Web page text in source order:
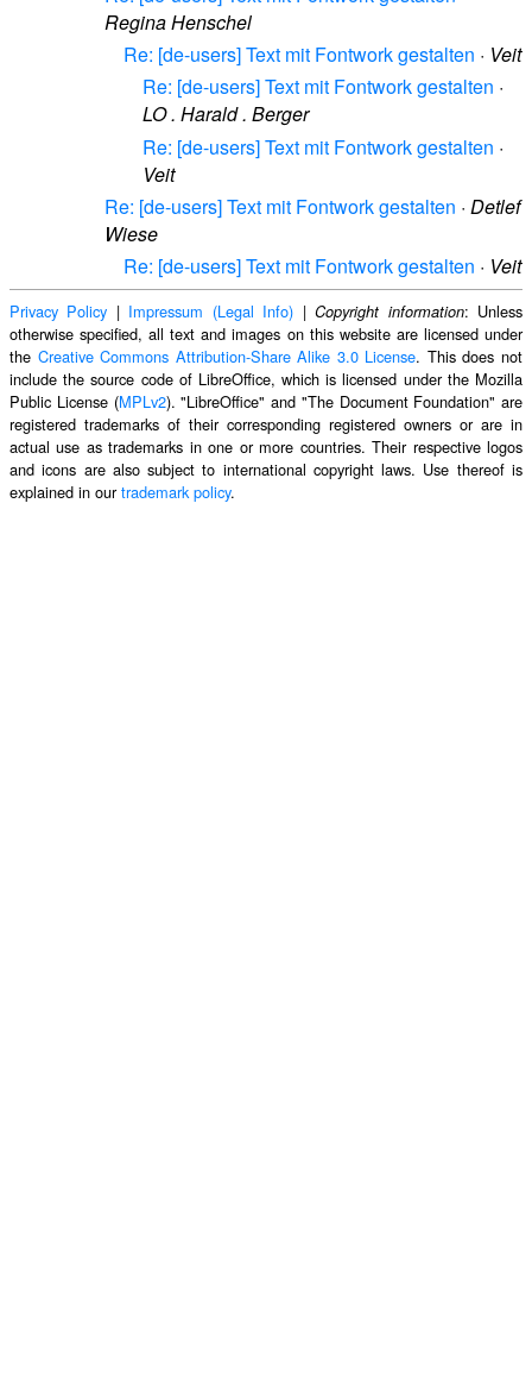
Regina Henschel
Re: [de-users] Text mit Fontwork gestalten · Veit
Re: [de-users] Text mit Fontwork gestalten ·
LO . Harald . Berger
Re: [de-users] Text mit Fontwork gestalten ·
Veit
Re: [de-users] Text mit Fontwork gestalten · Detlef
Wiese
Re: [de-users] Text mit Fontwork gestalten · Veit
Privacy Policy | Impressum (Legal Info) |Copyright information: Unless
otherwise specified, all text and images on this website are licensed under
the Creative Commons Attribution-Share Alike 3.0 License. This does not
include the source code of LibreOffice, which is licensed under the Mozilla
Public License (MPLv2). "LibreOffice" and "The Document Foundation" are
registered trademarks of their corresponding registered owners or are in
actual use as trademarks in one or more countries. Their respective logos
and icons are also subject to international copyright laws. Use thereof is
explained in ourtrademark policy.